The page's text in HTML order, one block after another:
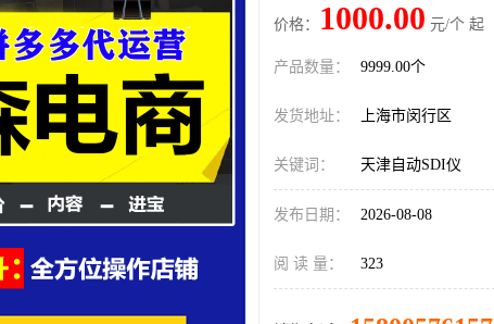
价格： 1000.00 元/个 起
产品数量： 9999.00个
发货地址： 上海市闵行区
关键词： 天津自动SDI仪
发布日期： 2026-08-08
阅 读 量： 323